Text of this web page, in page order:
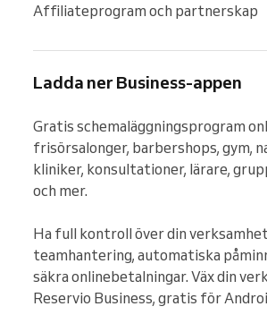
Affiliateprogram och partnerskap
Ladda ner Business-appen
Gratis schemaläggningsprogram
frisörsalonger, barbershops, gym,
kliniker, konsultationer, lärare,
och mer.
Ha full kontroll över din
teamhantering, automatiska
säkra onlinebetalningar. Väx din
Reservio Business, gratis för